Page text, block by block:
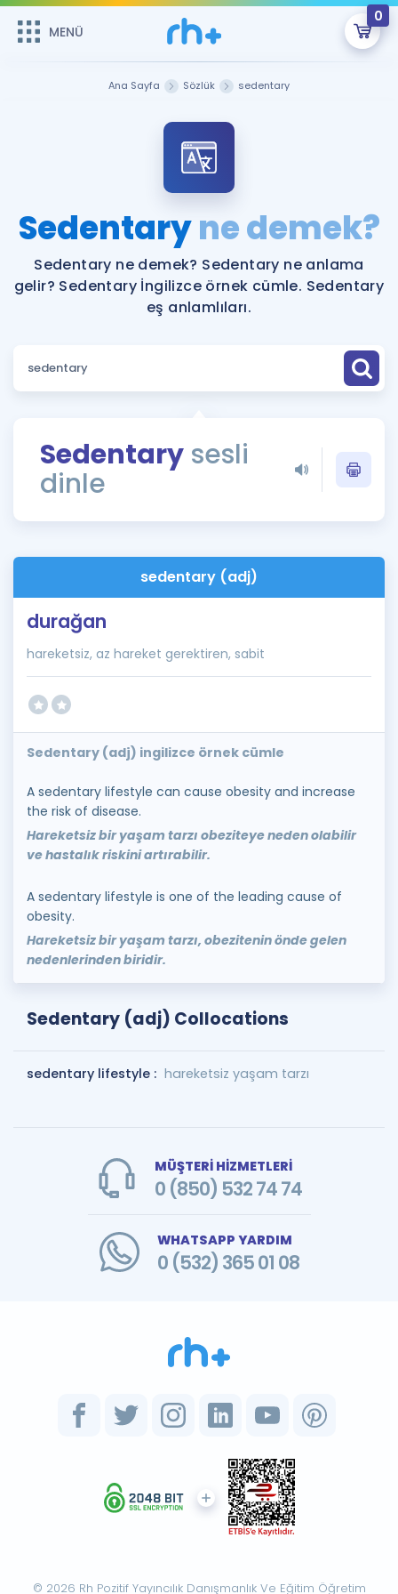
MENÜ
0
Şifremi Hatırlamıyorum
ÜYE DEĞİLİM
Sepetin Şu An Boş.
Remzi Hoca ile seni sınava hazırlayacak onlarca eğitim seni
bekliyor!
MENÜ
Faydalı Araçlar
Sözlük
Rehberlik Aracı
ÖSYM Sınav Takvimi
İngilizce Gramer
Hakkımızda
Ana Sayfa Sözlük sedentary
Sedentaryne demek?
Sedentary ne demek? Sedentary ne anlama
gelir? Sedentary İngilizce örnek cümle. Sedentary
eş anlamlıları.
Sedentary sesli
dinle
sedentary (adj)
durağan
hareketsiz, az hareket gerektiren, sabit
Sedentary (adj) ingilizce örnek cümle
A sedentary lifestyle can cause obesity and increase
the risk of disease.
Hareketsiz bir yaşam tarzı obeziteye neden olabilir
ve hastalık riskini artırabilir.
A sedentary lifestyle is one of the leading cause of
obesity.
Hareketsiz bir yaşam tarzı, obezitenin önde gelen
nedenlerinden biridir.
Sedentary (adj) Collocations
sedentary lifestyle : hareketsiz yaşam tarzı
MÜŞTERİ HİZMETLERİ
0 (850) 532 74 74
WHATSAPP YARDIM
0 (532) 365 01 08
© 2026 Rh Pozitif Yayıncılık Danışmanlık Ve Eğitim Öğretim